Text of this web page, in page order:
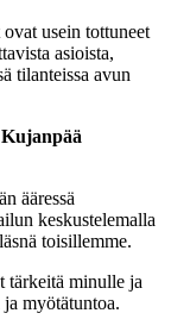
usein tottuneet
asioista,
tilanteissa avun
ääressä
keskustelemalla
toisillemme.
tärkeitä minulle ja
myötätuntoa.